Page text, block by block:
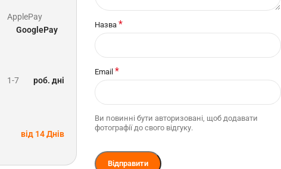
ApplePay
GooglePay
1-7 роб. дні
від 14 Днів
Назва *
Email *
Ви повинні бути авторизовані, щоб додавати
фотографії до свого відгуку.